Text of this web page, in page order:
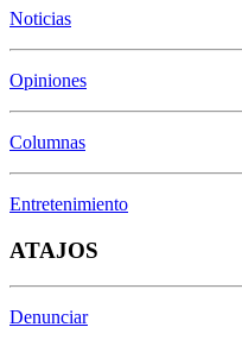
Noticias
Opiniones
Columnas
Entretenimiento
ATAJOS
Denunciar